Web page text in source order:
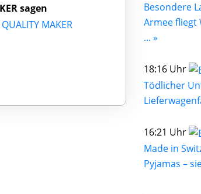
sagen
MAKER
Besondere
Armee fliegt
... »
18:16 Uhr
Tödlicher
16:21 Uhr
Made in
Pyjamas –